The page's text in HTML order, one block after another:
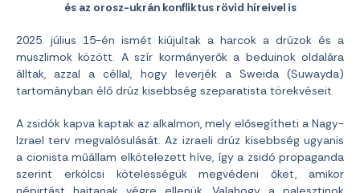
és az orosz-ukrán konfliktus rövid híreivel is
2025. július 15-én ismét kiújultak a harcok a drúzok és a
muszlimok között. A szír kormányerők a beduinok oldalára
álltak, azzal a céllal, hogy leverjék a Sweida (Suwayda)
tartományban élő drúz kisebbség szeparatista törekvéseit.
A zsidók kapva kaptak az alkalmon, mely elősegítheti a Nagy-
Izrael terv megvalósulását. Az izraeli drúz kisebbség ugyanis
a cionista műállam elkötelezett híve, így a zsidó propaganda
szerint erkölcsi kötelességük megvédeni őket, amikor